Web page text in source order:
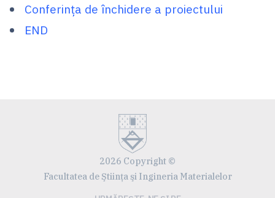
Conferința de închidere a proiectului
END
2026 Copyright ©
Facultatea de Ştiinţa şi Ingineria Materialelor